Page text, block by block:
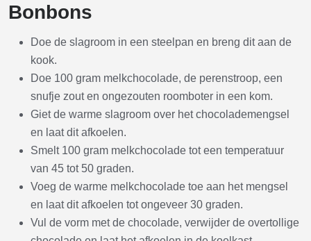
Bonbons
Doe de slagroom in een steelpan en breng dit aan de
kook.
Doe 100 gram melkchocolade, de perenstroop, een
snufje zout en ongezouten roomboter in een kom.
Giet de warme slagroom over het chocolademengsel
en laat dit afkoelen.
Smelt 100 gram melkchocolade tot een temperatuur
van 45 tot 50 graden.
Voeg de warme melkchocolade toe aan het mengsel
en laat dit afkoelen tot ongeveer 30 graden.
Vul de vorm met de chocolade, verwijder de overtollige